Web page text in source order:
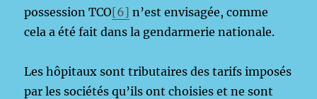
possession TCO[6] n’est envisagée, comme
cela a été fait dans la gendarmerie nationale.
Les hôpitaux sont tributaires des tarifs imposés
par les sociétés qu’ils ont choisies et ne sont